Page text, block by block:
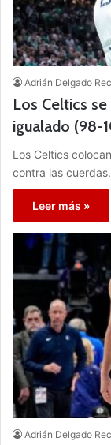
Adrián Delgado
Los Celtics
igualado (98-
Los Celtics
contra las
Leer más »
Adrián Delgado